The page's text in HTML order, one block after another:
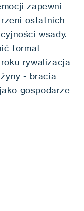
zapewni
ostatnich
wsady.
format
rywalizacja
- bracia
gospodarze